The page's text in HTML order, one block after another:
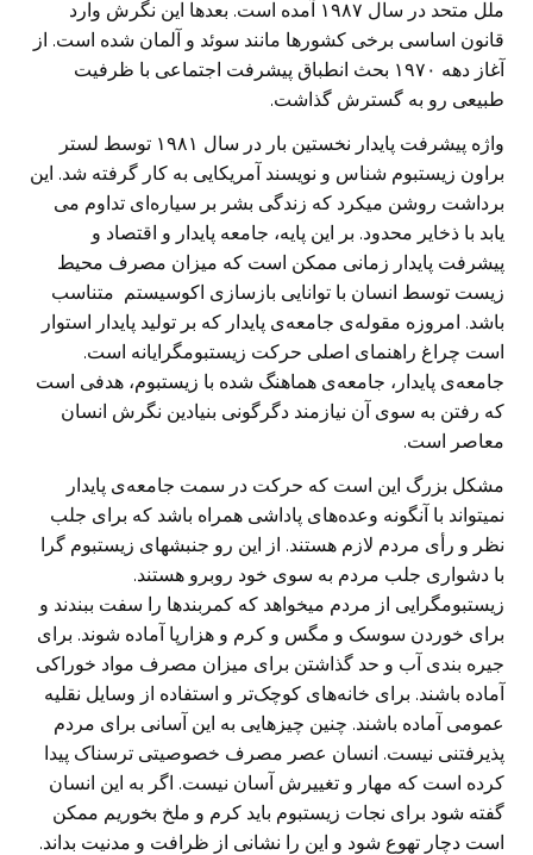
ملل متحد در سال ۱۹۸۷ آمده است. بعدها این نگرش وارد
قانون اساسی برخی کشورها مانند سوئد و آلمان شده است. از
آغاز دهه ۱۹۷۰ بحث انطباق پیشرفت اجتماعی با ظرفیت
طبیعی رو به گسترش گذاشت.
واژه پیشرفت پایدار نخستین بار در سال ۱۹۸۱ توسط لستر
براون زیستبوم شناس و نویسند آمریکایی به کار گرفته شد. این
برداشت روشن میکرد که زندگی بشر بر سیاره‌ای تداوم می
یابد با ذخایر محدود. بر این پایه، جامعه پایدار و اقتصاد و
پیشرفت پایدار زمانی ممکن است که میزان مصرف محیط
زیست توسط انسان با توانایی بازسازی اکوسیستم متناسب
باشد. امروزه مقوله‌ی جامعه‌ی پایدار که بر تولید پایدار استوار
است چراغ راهنمای اصلی حرکت زیستبومگرایانه است.
جامعه‌ی پایدار، جامعه‌ی هماهنگ شده با زیستبوم، هدفی است
که رفتن به سوی آن نیازمند دگرگونی بنیادین نگرش انسان
معاصر است.
مشکل بزرگ این است که حرکت در سمت جامعه‌ی پایدار
نمیتواند با آنگونه وعده‌‌های پاداشی همراه باشد که برای جلب
نظر و رأی مردم لازم هستند. از این رو جنبشهای زیستبوم گرا
با دشواری جلب مردم به سوی خود روبرو هستند.
زیستبومگرایی از مردم میخواهد که کمربندها را سفت ببندند و
برای خوردن سوسک و مگس و کرم و هزارپا آماده شوند. برای
جیره بندی آب و حد گذاشتن برای میزان مصرف مواد خوراکی
آماده باشند. برای خانه‌های کوچک‌تر و استفاده از وسایل نقلیه
عمومی آماده باشند. چنین چیزهایی به این آسانی برای مردم
پذیرفتنی نیست. انسان عصر مصرف خصوصیتی ترسناک پیدا
کرده است که مهار و تغییرش آسان نیست. اگر به این انسان
گفته شود برای نجات زیستبوم باید کرم و ملخ بخوریم ممکن
است دچار تهوع شود و این را نشانی از ظرافت و مدنیت بداند.